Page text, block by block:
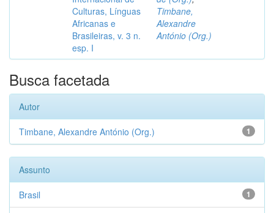
Culturas, Línguas
Africanas e
Brasileiras, v. 3 n.
esp. I
Timbane,
Alexandre
António (Org.)
Busca facetada
Autor
1
Timbane, Alexandre António (Org.)
Assunto
1
Brasil